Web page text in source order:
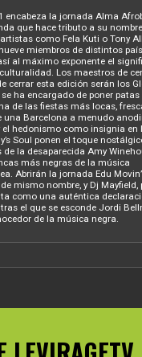
encabeza la jornada Alma
que hace tributo a su
como Fela Kuti o Tony
miembros de distintos
al máximo exponente el
Los maestros de
cerrar esta edición serán los
ha encargado de poner patas
de las fiestas más locas,
una Barcelona a menudo
el hedonismo como insignia en
Soul ponen el toque
de la desaparecida Amy
más negras de la música
Abrirán la jornada Edu
mismo nombre, y Dj
como una auténtica
el que se esconde Jordi
de la música negra.